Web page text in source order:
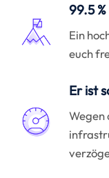
99.5
Ein
euch
Er ist
Wegen